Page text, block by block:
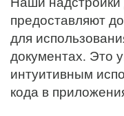
предоставляют
для
документах. Это
интуитивным
кода в